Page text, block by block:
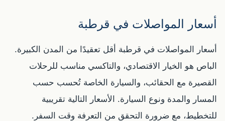
أسعار المواصلات في قرطبة
أسعار المواصلات في قرطبة أقل تعقيدًا من المدن الكبيرة.
الباص هو الخيار الاقتصادي، والتاكسي مناسب للرحلات
القصيرة مع الحقائب، والسيارة الخاصة تُحسب حسب
المسار والمدة ونوع السيارة. الأسعار التالية تقريبية
للتخطيط، مع ضرورة التحقق من التعرفة وقت السفر.